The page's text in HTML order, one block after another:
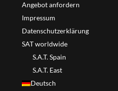
Angebot anfordern
Impressum
Datenschutzerklärung
SAT worldwide
S.A.T. Spain
S.A.T. East
Deutsch